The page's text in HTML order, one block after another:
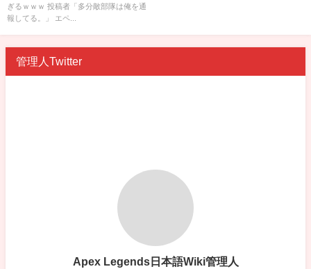
ぎるｗｗｗ 投稿者「多分敵部隊は俺を通
報してる。」 エペ...
管理人Twitter
Apex Legends日本語Wiki管理人